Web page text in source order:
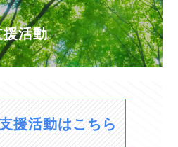
援活動
援活動はこちら